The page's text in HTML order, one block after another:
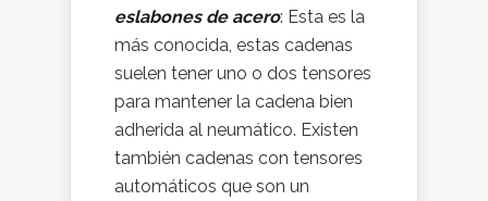
eslabones de acero: Esta es la
más conocida, estas cadenas
suelen tener uno o dos tensores
para mantener la cadena bien
adherida al neumático. Existen
también cadenas con tensores
automáticos que son un